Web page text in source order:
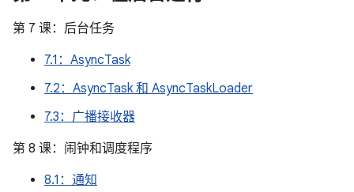
第 7 课：后台任务
7.1：AsyncTask
7.2：AsyncTask 和 AsyncTaskLoader
7.3：广播接收器
第 8 课：闹钟和调度程序
8.1：通知